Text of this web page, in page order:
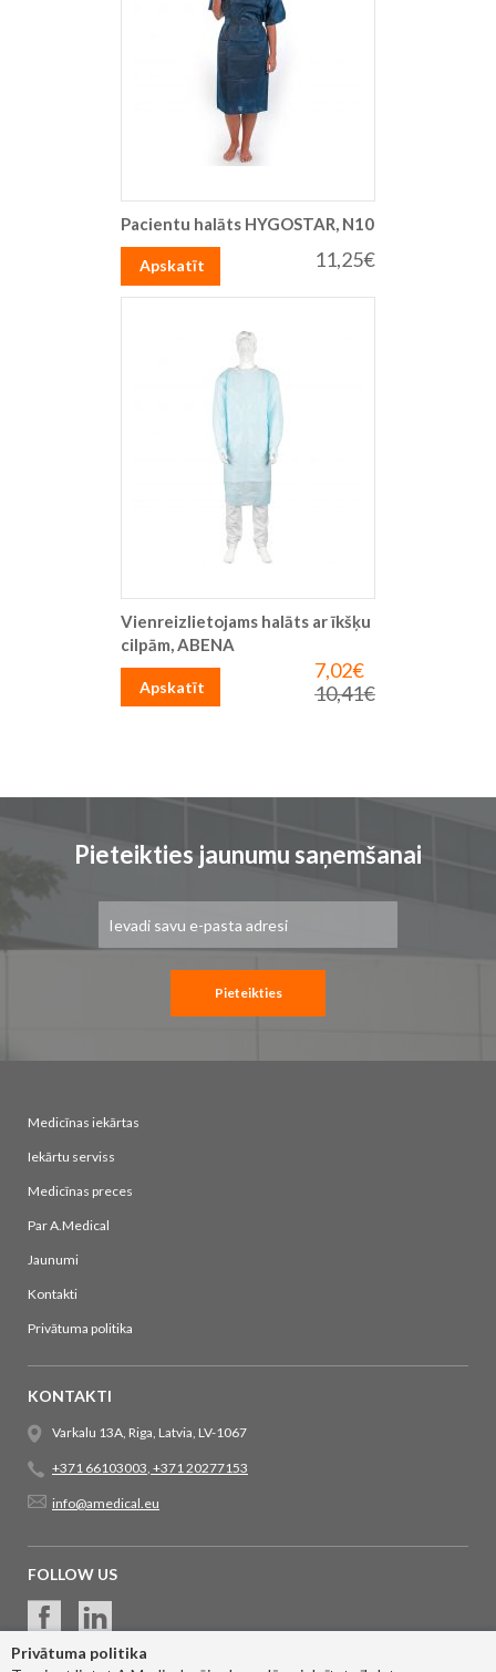
Privātuma politika
Pacientu halāts HYGOSTAR, N10
11,25€
Apskatīt
Vienreizlietojams halāts ar īkšķu
cilpām, ABENA
Īpaša
cena
7,02€
Parastā
cena
10,41€
Apskatīt
Pieteikties jaunumu saņemšanai
saņemšanai:
Pieteikties
Medicīnas iekārtas
Iekārtu serviss
Medicīnas preces
Par A.Medical
Jaunumi
Kontakti
Privātuma politika
KONTAKTI
Varkalu 13A, Riga, Latvia, LV-1067
+371 66103003, +371 20277153
info@amedical.eu
FOLLOW US